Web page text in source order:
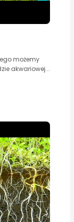
możemy
akwariowej...